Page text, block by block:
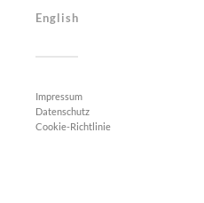
English
Impressum
Datenschutz
Cookie-Richtlinie